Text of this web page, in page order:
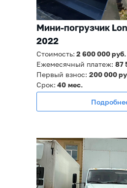
Стоимость: 2 600000 руб.
Ежемесячный платеж: 87
Первый взнос: 200 000
Срок: 40 мес.
Мини-погрузчик
2022